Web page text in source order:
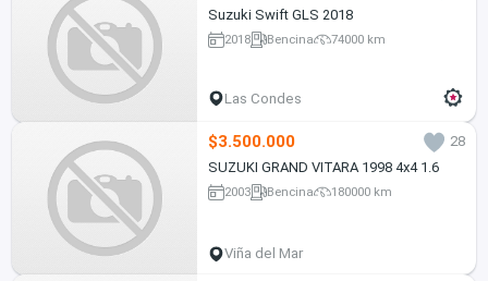
Suzuki Swift GLS 2018
2018 Bencina 74000 km
Las Condes
$3.500.000
28
SUZUKI GRAND VITARA 1998 4x4 1.6
2003 Bencina 180000 km
Viña del Mar